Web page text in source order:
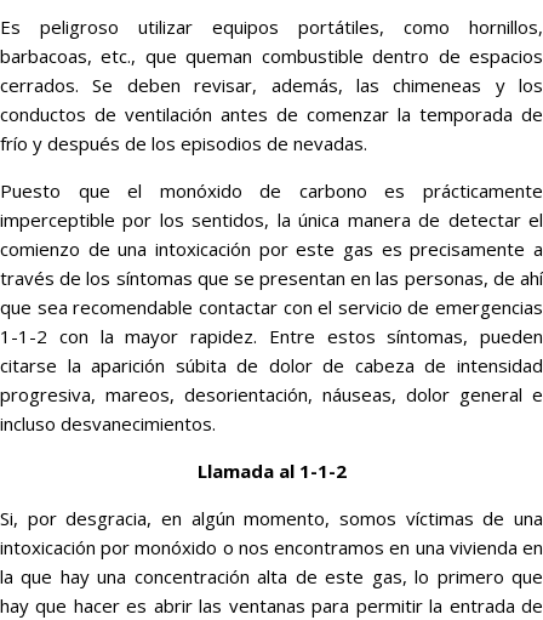
Es peligroso utilizar equipos portátiles, como hornillos,
barbacoas, etc., que queman combustible dentro de espacios
cerrados. Se deben revisar, además, las chimeneas y los
conductos de ventilación antes de comenzar la temporada de
frío y después de los episodios de nevadas.
Puesto que el monóxido de carbono es prácticamente
imperceptible por los sentidos, la única manera de detectar el
comienzo de una intoxicación por este gas es precisamente a
través de los síntomas que se presentan en las personas, de ahí
que sea recomendable contactar con el servicio de emergencias
1-1-2 con la mayor rapidez. Entre estos síntomas, pueden
citarse la aparición súbita de dolor de cabeza de intensidad
progresiva, mareos, desorientación, náuseas, dolor general e
incluso desvanecimientos.
Llamada al 1-1-2
Si, por desgracia, en algún momento, somos víctimas de una
intoxicación por monóxido o nos encontramos en una vivienda en
la que hay una concentración alta de este gas, lo primero que
hay que hacer es abrir las ventanas para permitir la entrada de